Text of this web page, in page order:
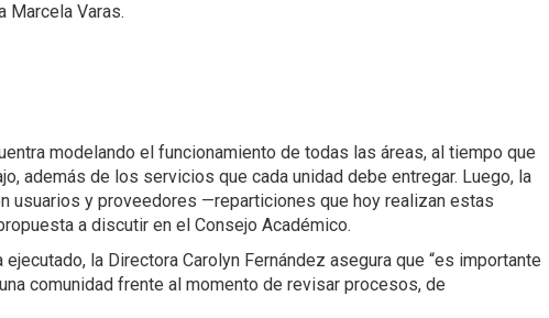
Marcela Varas.
modelando el funcionamiento de todas las áreas, al tiempo que
además de los servicios que cada unidad debe entregar. Luego, la
usuarios y proveedores —reparticiones que hoy realizan estas
a discutir en el Consejo Académico.
la Directora Carolyn Fernández asegura que “es importante
comunidad frente al momento de revisar procesos, de